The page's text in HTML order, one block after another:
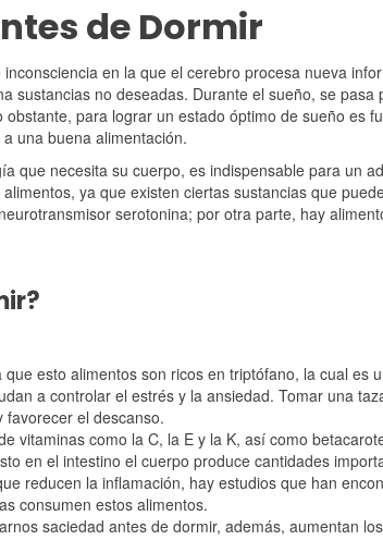
de Dormir
en la que el cerebro procesa nueva
no deseadas. Durante el sueño, se pasa
para lograr un estado óptimo de sueño es
una buena alimentación.
que necesita su cuerpo, es indispensable para un
ya que existen ciertas sustancias que
serotonina; por otra parte, hay
esto alimentos son ricos en triptófano, la cual es
a controlar el estrés y la ansiedad. Tomar una
el descanso.
vitaminas como la C, la E y la K, así como
en el intestino el cuerpo produce cantidades
reducen la inflamación, hay estudios que han
consumen estos alimentos.
saciedad antes de dormir, además, aumentan